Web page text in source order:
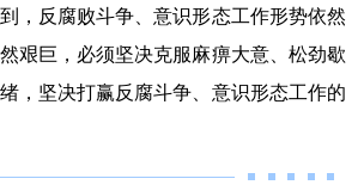
，反腐败斗争、意识形态工作形势依然
艰巨，必须坚决克服麻痹大意、松劲歇
，坚决打赢反腐斗争、意识形态工作的